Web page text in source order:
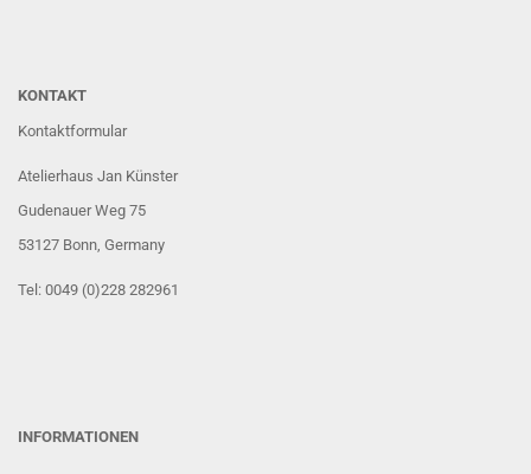
KONTAKT
Kontaktformular
Atelierhaus Jan Künster
Gudenauer Weg 75
53127 Bonn, Germany
Tel: 0049 (0)228 282961
INFORMATIONEN